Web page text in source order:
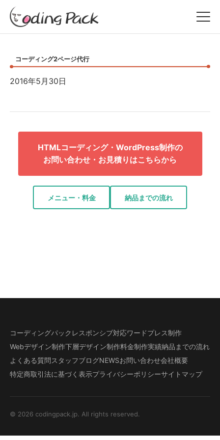
コーディング2ページ代行
2016年5月30日
HTMLコーディング・WordPress制作の
お問い合わせ・お見積りはこちらから
メニュー・料金 納品までの流れ
コーディングパック レスポンシブ対応ワードプレス制作
Webデザイン制作下層デザイン制作料金制作実績納品までの流れ
よくある質問スタッフブログNEWSお問い合わせ会社概要
特定商取引法に基づく表示プライバシーポリシーサイトマップ
© 2026 codingpack.jp. All rights reserved.